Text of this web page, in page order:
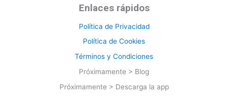
Enlaces rápidos
Política de Privacidad
Política de Cookies
Términos y Condiciones
Próximamente > Blog
Próximamente > Descarga la app